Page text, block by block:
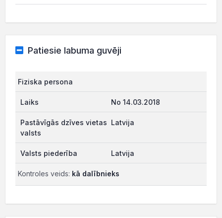
Patiesie labuma guvēji
Fiziska persona
No 14.03.2018
Latvija
Latvija
Kontroles veids: kā dalībnieks